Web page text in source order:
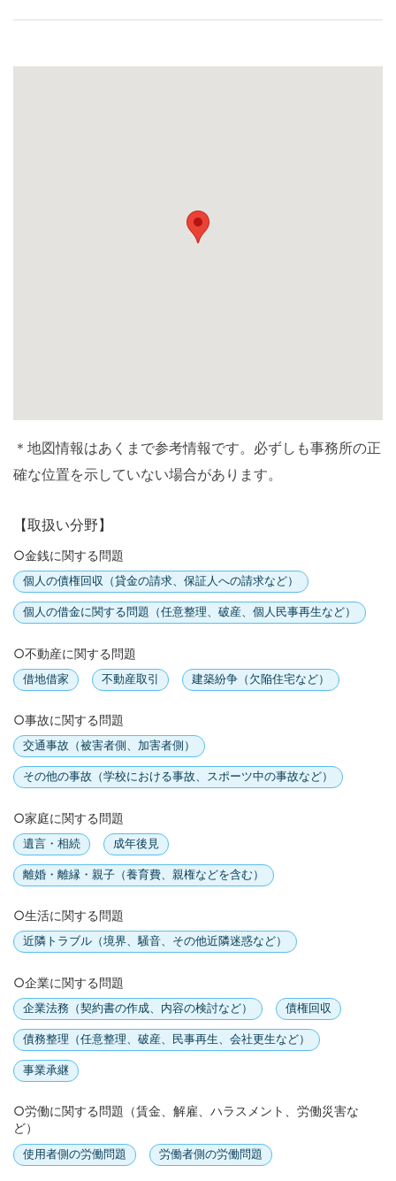
＊地図情報はあくまで参考情報です。必ずしも事務所の正
確な位置を示していない場合があります。
【取扱い分野】
○金銭に関する問題
個人の債権回収（貸金の請求、保証人への請求など）
個人の借金に関する問題（任意整理、破産、個人民事再生など）
○不動産に関する問題
借地借家 不動産取引 建築紛争（欠陥住宅など）
○事故に関する問題
交通事故（被害者側、加害者側）
その他の事故（学校における事故、スポーツ中の事故など）
○家庭に関する問題
遺言・相続 成年後見
離婚・離縁・親子（養育費、親権などを含む）
○生活に関する問題
近隣トラブル（境界、騒音、その他近隣迷惑など）
○企業に関する問題
企業法務（契約書の作成、内容の検討など） 債権回収
債務整理（任意整理、破産、民事再生、会社更生など）
事業承継
○労働に関する問題（賃金、解雇、ハラスメント、労働災害な
ど）
使用者側の労働問題 労働者側の労働問題